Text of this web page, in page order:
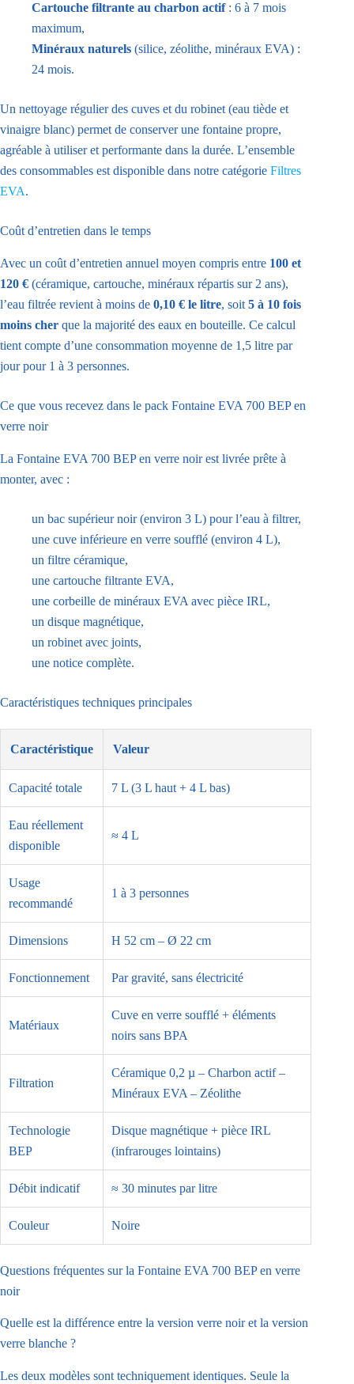
Cartouche filtrante au charbon actif: 6 à 7 mois
maximum,
Minéraux naturels (silice, zéolithe, minéraux EVA) :
24 mois.
Un nettoyage régulier des cuves et du robinet (eau tiède et
vinaigre blanc) permet de conserver une fontaine propre,
agréable à utiliser et performante dans la durée. L’ensemble
des consommables est disponible dans notre catégorie Filtres
EVA.
Coût d’entretien dans le temps
Avec un coût d’entretien annuel moyen compris entre 100 et
120 € (céramique, cartouche, minéraux répartis sur 2 ans),
l’eau filtrée revient à moins de 0,10 € le litre, soit 5 à 10 fois
moins cher que la majorité des eaux en bouteille. Ce calcul
tient compte d’une consommation moyenne de 1,5 litre par
jour pour 1 à 3 personnes.
Ce que vous recevez dans le pack Fontaine EVA 700 BEP en
verre noir
La Fontaine EVA 700 BEP en verre noir est livrée prête à
monter, avec :
un bac supérieur noir (environ 3 L) pour l’eau à filtrer,
une cuve inférieure en verre soufflé (environ 4 L),
un filtre céramique,
une cartouche filtrante EVA,
une corbeille de minéraux EVA avec pièce IRL,
un disque magnétique,
un robinet avec joints,
une notice complète.
Caractéristiques techniques principales
Caractéristique Valeur
Capacité totale 7 L (3 L haut + 4 L bas)
Eau réellement
disponible
≈ 4 L
Usage
recommandé
1 à 3 personnes
Dimensions H 52 cm – Ø 22 cm
Fonctionnement Par gravité, sans électricité
Matériaux
Cuve en verre soufflé + éléments
noirs sans BPA
Filtration
Céramique 0,2 µ – Charbon actif –
Minéraux EVA – Zéolithe
Technologie
BEP
Disque magnétique + pièce IRL
(infrarouges lointains)
Débit indicatif ≈ 30 minutes par litre
Couleur Noire
Questions fréquentes sur la Fontaine EVA 700 BEP en verre
noir
Quelle est la différence entre la version verre noir et la version
verre blanche ?
Les deux modèles sont techniquement identiques. Seule la